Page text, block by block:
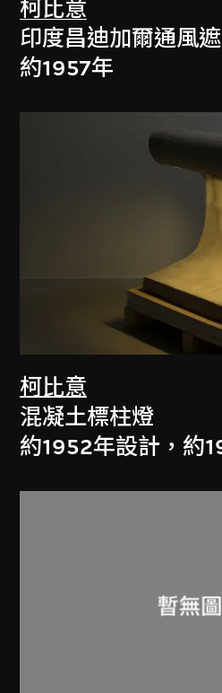
柯比意
印度昌迪加爾通風
約1957年
柯比意
混凝土標柱燈
約1952年設計，約